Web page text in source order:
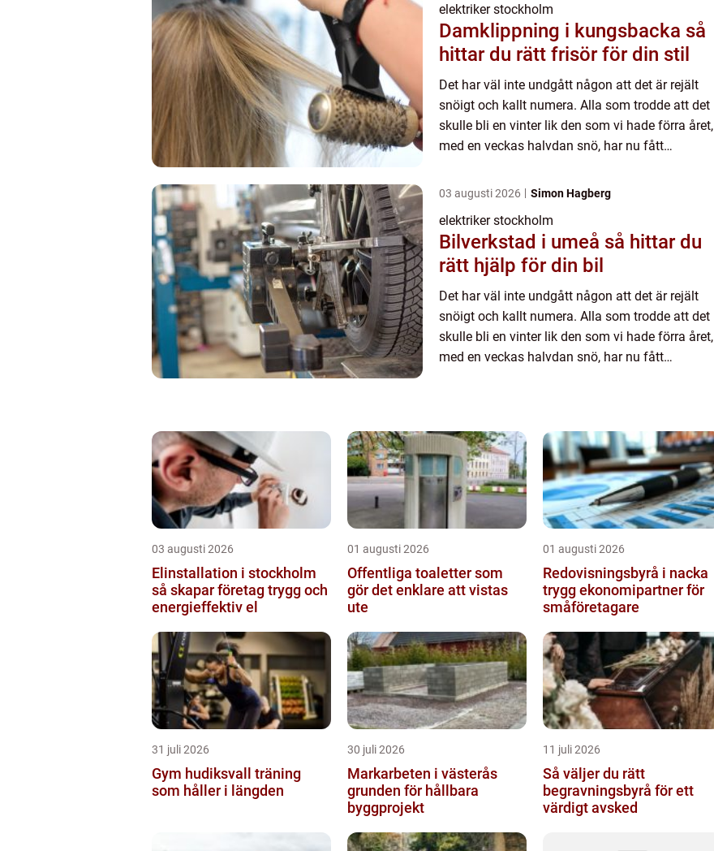
elektriker stockholm
Damklippning i kungsbacka så
hittar du rätt frisör för din stil
Det har väl inte undgått någon att det är rejält
snöigt och kallt numera. Alla som trodde att det
skulle bli en vinter lik den som vi hade förra året,
med en veckas halvdan snö, har nu fått
snön ligg...
03 augusti 2026 Simon Hagberg
elektriker stockholm
Bilverkstad i umeå så hittar du
rätt hjälp för din bil
Det har väl inte undgått någon att det är rejält
snöigt och kallt numera. Alla som trodde att det
skulle bli en vinter lik den som vi hade förra året,
med en veckas halvdan snö, har nu fått
03 augusti 2026
Elinstallation i stockholm
så skapar företag trygg och
energieffektiv el
01 augusti 2026
Offentliga toaletter som
gör det enklare att vistas
ute
01 augusti 2026
Redovisningsbyrå i nacka
trygg ekonomipartner för
småföretagare
31 juli 2026
Gym hudiksvall träning
som håller i längden
30 juli 2026
Markarbeten i västerås
grunden för hållbara
byggprojekt
11 juli 2026
Så väljer du rätt
begravningsbyrå för ett
värdigt avsked